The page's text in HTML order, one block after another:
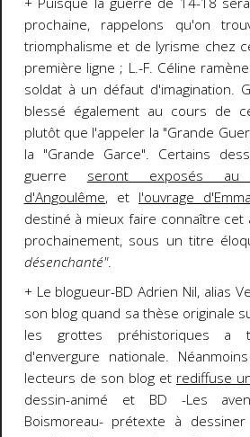
prochaine, rappelons qu'on
triomphalisme et de lyrisme chez
première ligne ; L.-F. Céline
soldat à un défaut d'imagination.
blessé également au cours de
plutôt que l'appeler la "Grande
la "Grande Garce". Certains
guerre seront exposés au
d'Angoulême, et l'ouvrage
destiné à mieux faire connaître cet
prochainement, sous un titre
désenchanté".
+ Le blogueur-BD Adrien Nil, alias
son blog quand sa thèse originale
les grottes préhistoriques a
d'envergure nationale.
lecteurs de son blog et rediffuse
dessin-animé et BD -Les
Boismoreau- prétexte à